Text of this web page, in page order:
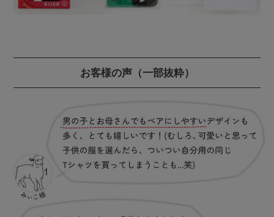
お客様の声（一部抜粋）